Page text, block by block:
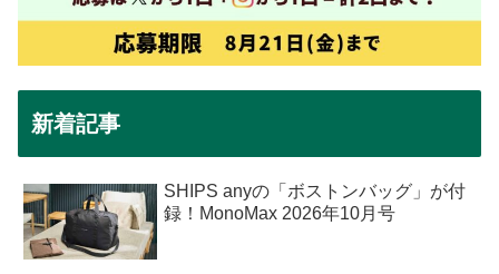
新着記事
SHIPS anyの「ボストンバッグ」が付
録！MonoMax 2026年10月号